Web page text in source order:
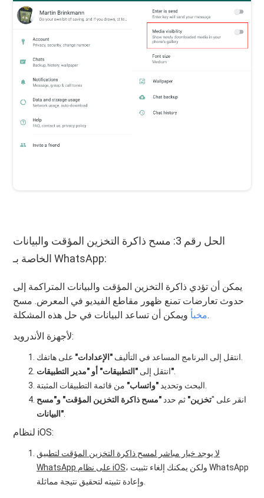
الحل رقم 3: مسح ذاكرة التخزين المؤقت والبيانات
الخاصة بـ WhatsApp:
يمكن أن تؤدي ذاكرة التخزين المؤقت والبيانات المتراكمة إلى
حدوث تعارضات تمنع ظهور مقاطع الفيديو في المعرض. مسح
مخبأويمكن أن تساعد البيانات في حل هذه المشكلة.
لأجهزة الأندرويد:
انتقل إلى البرنامج المساعد في التأليف "الإعدادات"
انتقل إلى"التطبيقات" أو "مدير التطبيقات"
البحث وتحديد "واتساب"
انقر على "تخزين" ثم حدد "مسح ذاكرة التخزين المؤقت" و"مسح
البيانات"
لنظام iOS:
لا يوجد خيار مباشر لمسح ذاكرة التخزين المؤقت لتطبيق
WhatsApp على نظام iOS، ولكن يمكنك إلغاء تثبيت WhatsApp